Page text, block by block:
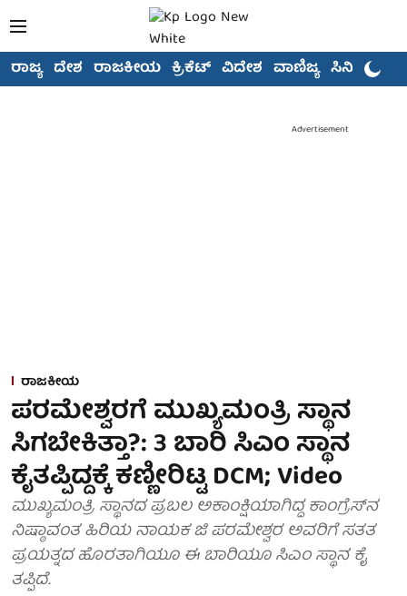
ರಾಜ್ಯ ದೇಶ ರಾಜಕೀಯ ಕ್ರಿಕೆಟ್ ವಿದೇಶ ವಾಣಿಜ್ಯ ಸಿನಿಮಾ
Advertisement
ರಾಜಕೀಯ
ಪರಮೇಶ್ವರಗೆ ಮುಖ್ಯಮಂತ್ರಿ ಸ್ಥಾನ
ಸಿಗಬೇಕಿತ್ತಾ?: 3 ಬಾರಿ ಸಿಎಂ ಸ್ಥಾನ
ಕೈತಪ್ಪಿದ್ದಕ್ಕೆ ಕಣ್ಣೀರಿಟ್ಟ DCM; Video
ಮುಖ್ಯಮಂತ್ರಿ ಸ್ಥಾನದ ಪ್ರಬಲ ಅಕಾಂಕ್ಷಿಯಾಗಿದ್ದ ಕಾಂಗ್ರೆಸ್​​ನ
ನಿಷ್ಠಾವಂತ ಹಿರಿಯ ನಾಯಕ ಜಿ ಪರಮೇಶ್ವರ ಅವರಿಗೆ ಸತತ
ಪ್ರಯತ್ನದ ಹೊರತಾಗಿಯೂ ಈ ಬಾರಿಯೂ ಸಿಎಂ ಸ್ಥಾನ ಕೈ
ತಪ್ಪಿದೆ.